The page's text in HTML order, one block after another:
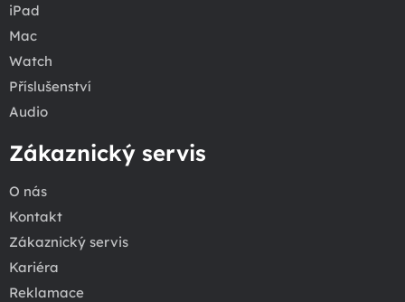
iPad
Mac
Watch
Příslušenství
Audio
Zákaznický servis
O nás
Kontakt
Zákaznický servis
Kariéra
Reklamace